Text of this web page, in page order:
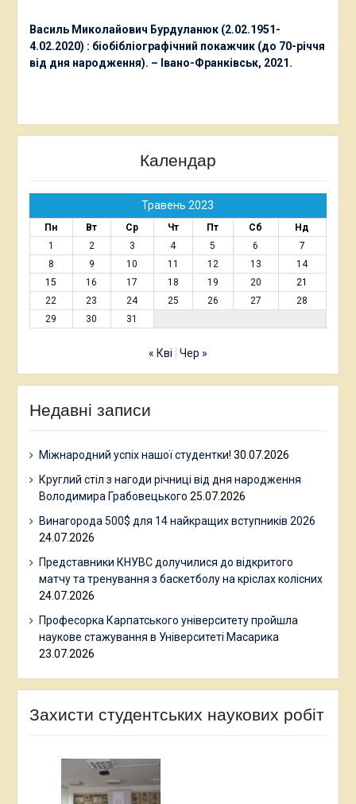
Василь Миколайович Бурдуланюк (2.02.1951-
4.02.2020) : біобібліографічний покажчик (до 70-річчя
від дня народження). – Івано-Франківськ, 2021.
Календар
Травень 2023
Пн Вт Ср Чт Пт Сб
Нд
1
2 3 4 5 6
7
8
9 10 11 12 13
14
15
16 17 18 19 20
21
22
23 24 25 26 27
28
29
30 31
« Кві Чер »
Недавні записи
Міжнародний успіх нашої студентки! 30.07.2026
Круглий стіл з нагоди річниці від дня народження
Володимира Грабовецького 25.07.2026
Винагорода 500$ для 14 найкращих вступників 2026
24.07.2026
Представники КНУВС долучилися до відкритого
матчу та тренування з баскетболу на кріслах колісних
24.07.2026
Професорка Карпатського університету пройшла
наукове стажування в Університеті Масарика
23.07.2026
Захисти студентських наукових робіт